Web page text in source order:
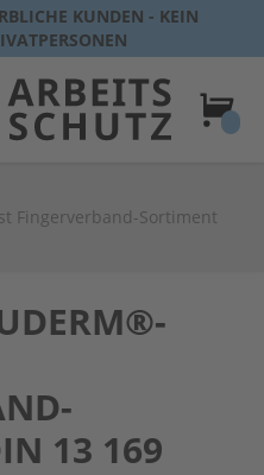
KUNDEN - KEIN
Fingerverband-Sortiment
13 169